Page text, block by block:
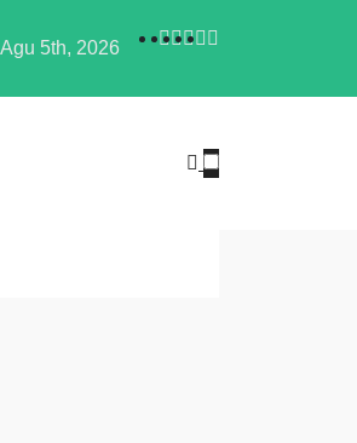
di TPA Kawatuna: Mengubah Sampah
5th, 2026